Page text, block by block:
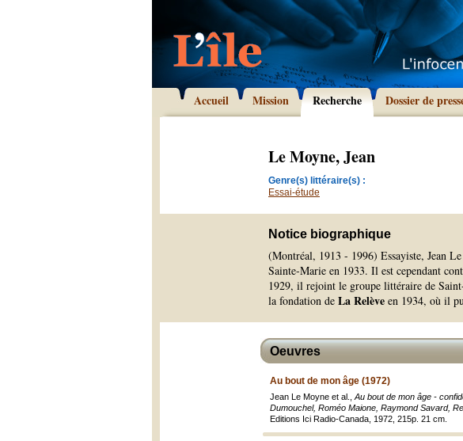
Accueil Mission Recherche Dossier de
Le Moyne, Jean
Genre(s) littéraire(s) :
Essai-étude
Notice biographique
(Montréal, 1913 - 1996) Essayiste, Jean
Sainte-Marie en 1933. Il est cependant
1929, il rejoint le groupe littéraire de
la fondation de La Relève en 1934, où il
Oeuvres
Au bout de mon âge (1972)
Jean Le Moyne et al., Au bout de mon âge -
Dumouchel, Roméo Maione, Raymond Savard,
Editions Ici Radio-Canada, 1972, 215p. 21 cm.